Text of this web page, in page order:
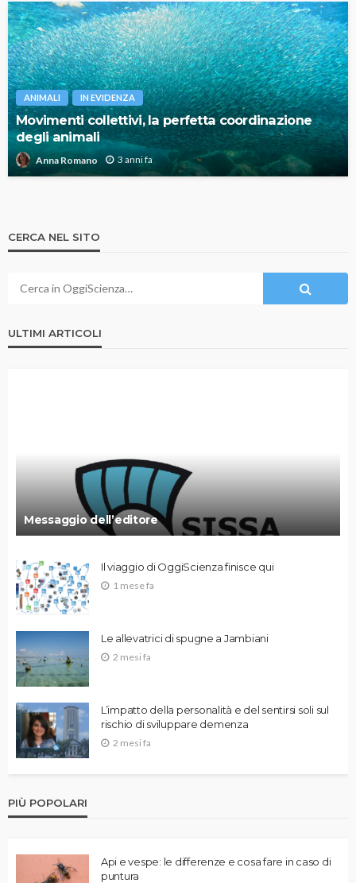
ANIMALI IN EVIDENZA
Movimenti collettivi, la perfetta coordinazione
degli animali
Anna Romano 3 anni fa
CERCA NEL SITO
ULTIMI ARTICOLI
Messaggio dell’editore
Il viaggio di OggiScienza finisce qui
1 mese fa
Le allevatrici di spugne a Jambiani
2 mesi fa
L’impatto della personalità e del sentirsi soli sul
rischio di sviluppare demenza
2 mesi fa
PIÙ POPOLARI
Api e vespe: le differenze e cosa fare in caso di
puntura